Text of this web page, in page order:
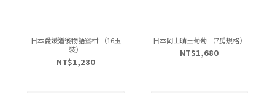
日本愛媛道後物語蜜柑 （16玉
裝）
NT$1,280
日本岡山晴王葡萄 （7房規格）
NT$1,680